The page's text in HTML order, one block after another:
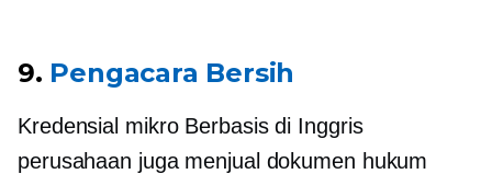
9. Pengacara Bersih
Kredensial mikro Berbasis di Inggris
perusahaan juga menjual dokumen hukum